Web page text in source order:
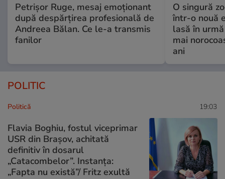
Petrișor Ruge, mesaj emoționant
după despărțirea profesională de
Andreea Bălan. Ce le-a transmis
fanilor
O singură
într-o nouă
lasă în
mai
ani
POLITIC
Politică 19:03
Flavia Boghiu, fostul viceprimar
USR din Brașov, achitată
definitiv în dosarul
„Catacombelor”. Instanța:
„Fapta nu există”/ Fritz exultă